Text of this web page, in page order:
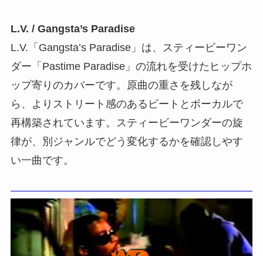
L.V. / Gangsta’s Paradise
L.V.「Gangsta’s Paradise」は、スティービーワン
ダー「Pastime Paradise」の流れを受けたヒップホ
ップ寄りのカバーです。原曲の重さを残しなが
ら、よりストリート感のあるビートとボーカルで
再構築されています。スティービーワンダーの旋
律が、別ジャンルでどう変化するかを確認しやす
い一曲です。